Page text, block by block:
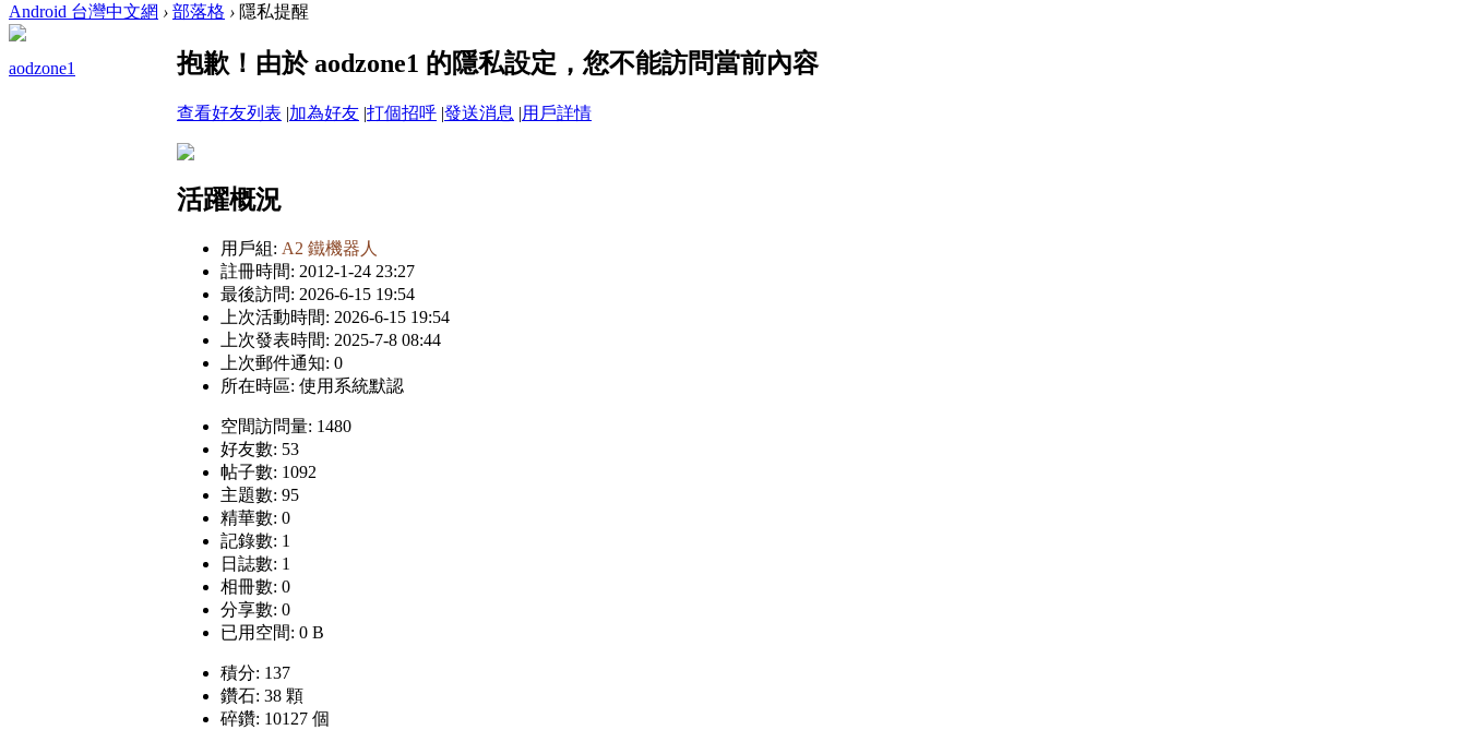
Android 台灣中文網 › 部落格 › 隱私提醒
aodzone1 抱歉！由於 aodzone1 的隱私設定，您不能訪問當前內容
查看好友列表 |加為好友 |打個招呼 |發送消息 |用戶詳情
活躍概況
用戶組: A2 鐵機器人
註冊時間: 2012-1-24 23:27
最後訪問: 2026-6-15 19:54
上次活動時間: 2026-6-15 19:54
上次發表時間: 2025-7-8 08:44
上次郵件通知: 0
所在時區: 使用系統默認
空間訪問量: 1480
好友數: 53
帖子數: 1092
主題數: 95
精華數: 0
記錄數: 1
日誌數: 1
相冊數: 0
分享數: 0
已用空間: 0 B
積分: 137
鑽石: 38 顆
碎鑽: 10127 個